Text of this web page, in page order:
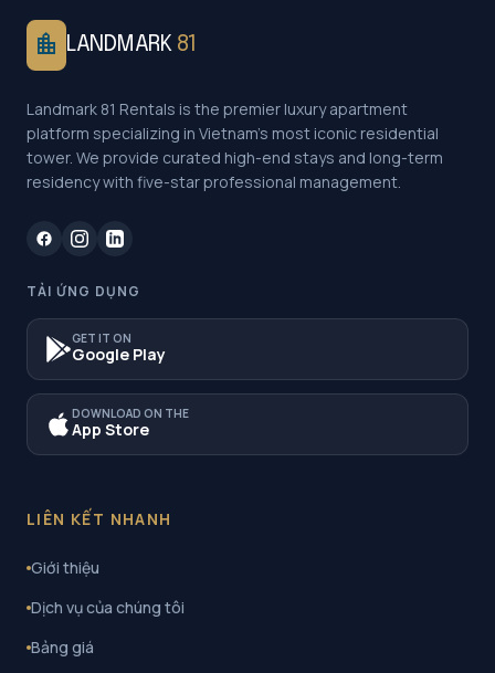
location_city LANDMARK 81
Landmark 81 Rentals is the premier luxury apartment
platform specializing in Vietnam's most iconic residential
tower. We provide curated high-end stays and long-term
residency with five-star professional management.
TẢI ỨNG DỤNG
GET IT ON
Google Play
DOWNLOAD ON THE
App Store
LIÊN KẾT NHANH
Giới thiệu
Dịch vụ của chúng tôi
Bảng giá